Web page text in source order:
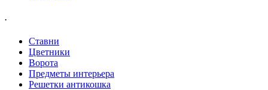
.
Ставни
Цветники
Ворота
Предметы интерьера
Решетки антикошка